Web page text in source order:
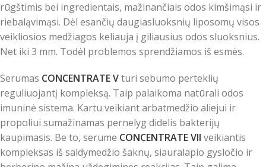
rūgštimis bei ingredientais, mažinančiais odos kimšimąsi ir
riebaląvimąsi. Dėl esančių daugiasluoksnių liposomų visos
veikliosios medžiagos keliauja į giliausius odos sluoksnius.
Net iki 3 mm. Todėl problemos sprendžiamos iš esmės.
Serumas CONCENTRATE Vturi sebumo perteklių
reguliuojantį kompleksą. Taip palaikoma natūrali odos
imuninė sistema. Kartu veikiant arbatmedžio aliejui ir
propoliui sumažinamas pernelyg didelis bakterijų
kaupimasis. Be to, serume CONCENTRATE VII veikiantis
kompleksas iš saldymedžio šaknų, siauralapio gysločio ir